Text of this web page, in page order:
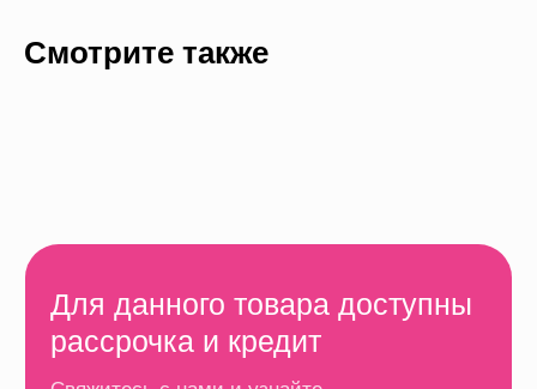
Смотрите также
Платеж
Рассрочка на 12 месяцев
Платеж
Кредит и рассрочка